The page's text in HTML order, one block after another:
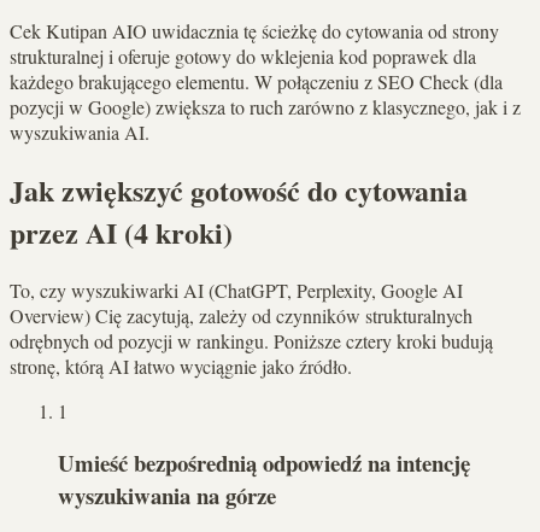
Cek Kutipan AIO uwidacznia tę ścieżkę do cytowania od strony
strukturalnej i oferuje gotowy do wklejenia kod poprawek dla
każdego brakującego elementu. W połączeniu z SEO Check (dla
pozycji w Google) zwiększa to ruch zarówno z klasycznego, jak i z
wyszukiwania AI.
Jak zwiększyć gotowość do cytowania
przez AI (4 kroki)
To, czy wyszukiwarki AI (ChatGPT, Perplexity, Google AI
Overview) Cię zacytują, zależy od czynników strukturalnych
odrębnych od pozycji w rankingu. Poniższe cztery kroki budują
stronę, którą AI łatwo wyciągnie jako źródło.
1
Umieść bezpośrednią odpowiedź na intencję
wyszukiwania na górze